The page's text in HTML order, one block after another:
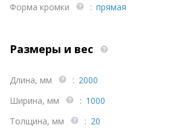
Форма кромки
: прямая
Размеры и вес
Длина, мм : 2000
Ширина, мм
: 1000
Толщина, мм
: 20